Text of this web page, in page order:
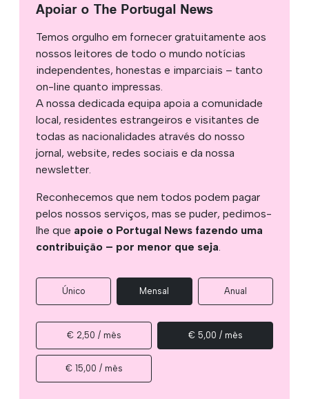
Apoiar o The Portugal News
Temos orgulho em fornecer gratuitamente aos
nossos leitores de todo o mundo notícias
independentes, honestas e imparciais – tanto
on-line quanto impressas.
A nossa dedicada equipa apoia a comunidade
local, residentes estrangeiros e visitantes de
todas as nacionalidades através do nosso
jornal, website, redes sociais e da nossa
newsletter.
Reconhecemos que nem todos podem pagar
pelos nossos serviços, mas se puder, pedimos-
lhe que apoie o Portugal News fazendo uma
contribuição – por menor que seja.
Único Mensal Anual
€ 2,50 / mês € 5,00 / mês
€ 15,00 / mês